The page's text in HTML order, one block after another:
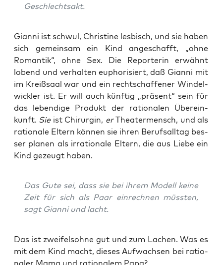
Geschlechtsakt.
Gian­ni ist schwul, Chris­ti­ne les­bisch, und sie haben
sich gemein­sam ein Kind ange­schafft, „ohne
Roman­tik“, ohne Sex. Die Repor­te­rin erwähnt
lobend und ver­hal­ten eupho­ri­siert, daß Gian­ni mit
im Kreiß­saal war und ein recht­schaf­fe­ner Win­del­
wick­ler ist. Er will auch künf­tig „prä­sent“ sein für
das leben­di­ge Pro­dukt der ratio­na­len Über­ein­
kunft. Sieist Chir­ur­gin, erThea­ter­mensch, und als
ratio­na­le Eltern kön­nen sie ihren Berufs­all­tag bes­
ser pla­nen als irra­tio­na­le Eltern, die aus Lie­be ein
Kind gezeugt haben.
Das Gute sei, dass sie bei ihrem Modell kei­ne
Zeit für sich als Paar ein­rech­nen müss­ten,
sagt Gian­ni und lacht.
Das ist zwei­fels­oh­ne gut und zum Lachen. Was es
mit dem Kind macht, die­ses Auf­wach­sen bei ratio­
na­ler Mama und ratio­na­lem Papa?